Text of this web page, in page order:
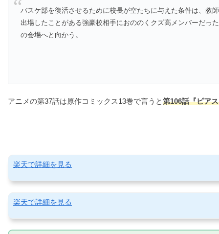
バスケ部を復活させるために校長が空たちに与えた条件は、教
出場したことがある強豪校相手におののくクズ高メンバーだっ
の会場へと向かう。
アニメの第37話は原作コミックス13巻で言うと第106話『ピア
楽天で詳細を見る
楽天で詳細を見る